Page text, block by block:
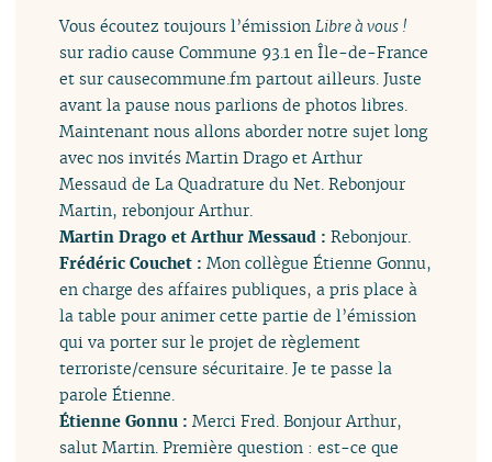
Vous écoutez toujours l’émissionLibre à vous !
sur radio cause Commune 93.1 en Île-de-France
et sur causecommune.fm partout ailleurs. Juste
avant la pause nous parlions de photos libres.
Maintenant nous allons aborder notre sujet long
avec nos invités Martin Drago et Arthur
Messaud de La Quadrature du Net. Rebonjour
Martin, rebonjour Arthur.
Martin Drago et Arthur Messaud :Rebonjour.
Frédéric Couchet :Mon collègue Étienne Gonnu,
en charge des affaires publiques, a pris place à
la table pour animer cette partie de l’émission
qui va porter sur le projet de règlement
terroriste/censure sécuritaire. Je te passe la
parole Étienne.
Étienne Gonnu :Merci Fred. Bonjour Arthur,
salut Martin. Première question : est-ce que